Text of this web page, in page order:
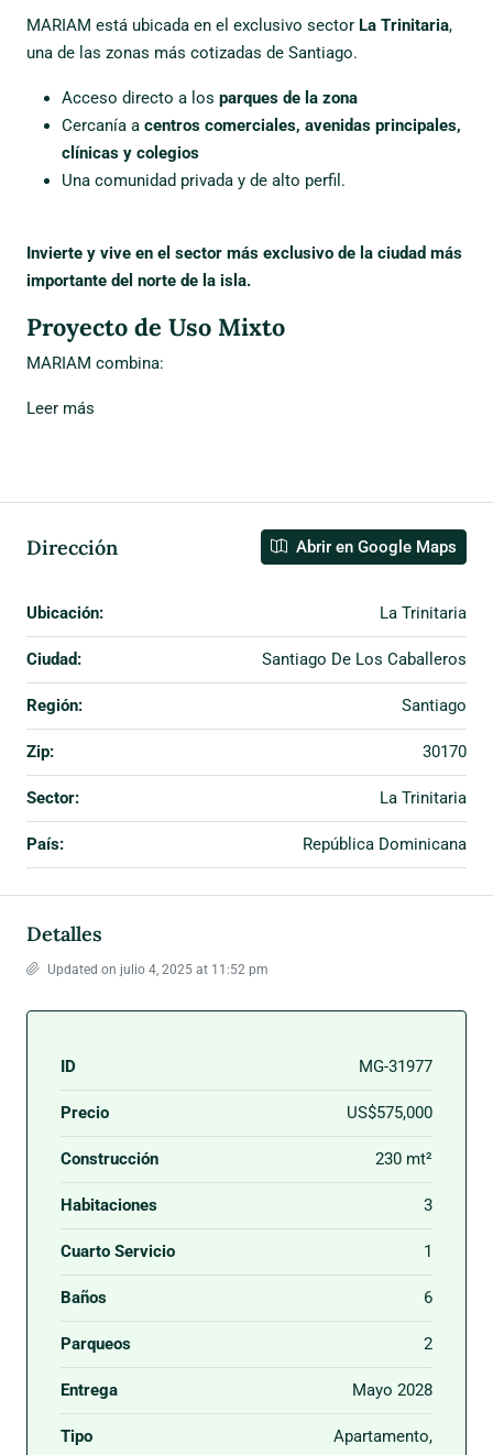
MARIAM está ubicada en el exclusivo sector La Trinitaria,
una de las zonas más cotizadas de Santiago.
Acceso directo a los parques de la zona
Cercanía a centros comerciales, avenidas principales,
clínicas y colegios
Una comunidad privada y de alto perfil.
Invierte y vive en el sector más exclusivo de la ciudad más
importante del norte de la isla.
Proyecto de Uso Mixto
MARIAM combina:
Leer más
Dirección Abrir en Google Maps
Ubicación: La Trinitaria
Ciudad: Santiago De Los Caballeros
Región: Santiago
Zip: 30170
Sector: La Trinitaria
País: República Dominicana
Detalles
Updated on julio 4, 2025 at 11:52 pm
ID MG-31977
Precio US$575,000
Construcción 230 mt²
Habitaciones 3
Cuarto Servicio 1
Baños 6
Parqueos 2
Entrega Mayo 2028
Tipo
Apartamento,